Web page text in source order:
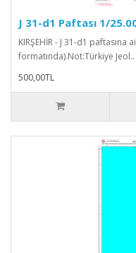
J 31-d1 Paftası 1/
KIRŞEHİR - J 31-d1 paftasına
formatında).Not:Türkiye Jeol..
500,00TL